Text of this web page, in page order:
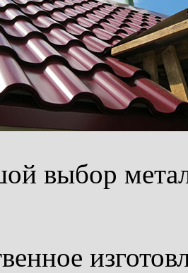
выбор